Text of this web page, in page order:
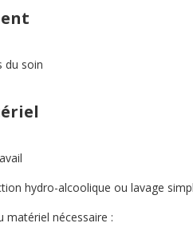
du soin
hydro-alcoolique ou lavage
matériel nécessaire :